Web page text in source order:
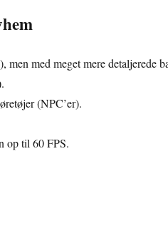
med meget mere detaljerede
(NPC’er).
op til 60 FPS.